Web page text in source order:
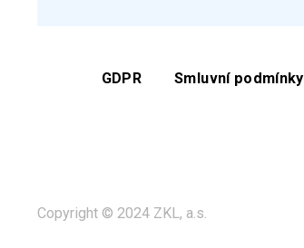
GDPR Smluvní podmínky
Copyright © 2024 ZKL, a.s.